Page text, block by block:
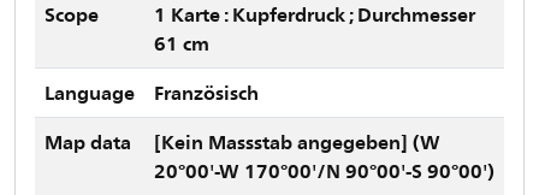
Scope
1 Karte : Kupferdruck ; Durchmesser
61 cm
Language
Französisch
Map data
[Kein Massstab angegeben] (W
20°00'-W 170°00'/N 90°00'-S 90°00')